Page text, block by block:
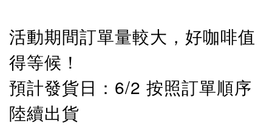
活動期間訂單量較大，好咖啡值
得等候！
預計發貨日：6/2 按照訂單順序
陸續出貨